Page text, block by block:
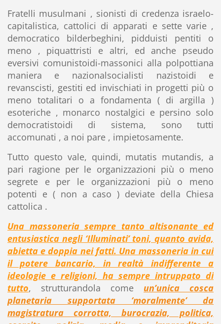
Fratelli musulmani , sionisti di credenza israelo-
capitalistica, cattolici di apparati e sette varie ,
democratico bilderbeghini, pidduisti pentiti o
meno , piquattristi e altri, ed anche pseudo
eversivi comunistoidi-massonici alla polpottiana
maniera e nazionalsocialisti nazistoidi e
revanscisti, gestiti ed invischiati in progetti più o
meno totalitari o a fondamenta ( di argilla )
esoteriche , monarco nostalgici e persino solo
democratistoidi di sistema, sono tutti
accomunati , a noi pare , impietosamente.
Tutto questo vale, quindi, mutatis mutandis, a
pari ragione per le organizzazioni più o meno
segrete e per le organizzazioni più o meno
potenti e ( non a caso ) deviate della Chiesa
cattolica .
Una massoneria sempre tanto altisonante ed
entusiastica negli ‘Illuminati’ toni, quanto avida,
abietta e doppia nei fatti. Una massoneria in cui
il potere bancario, in realtà indifferente a
ideologie e religioni, ha sempre intruppato di
tutto, strutturandola come un’unica cosca
planetaria supportata ‘moralmente’ da
magistratura corrotta, burocrazia, politica,